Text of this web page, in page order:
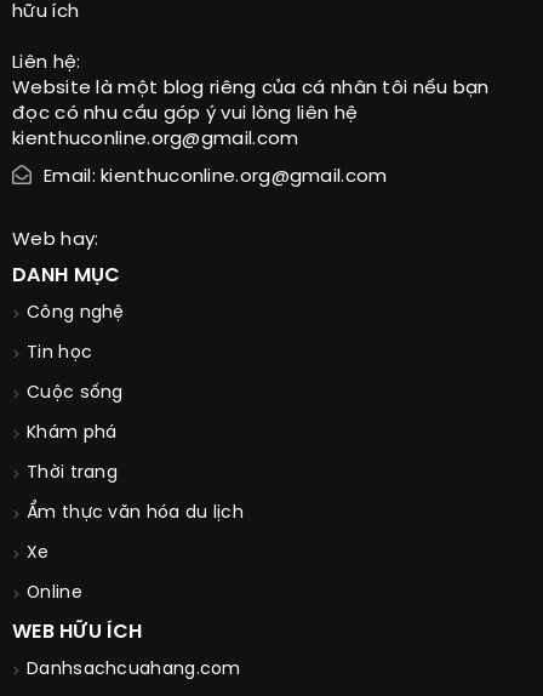
hữu ích
Liên hệ:
Website là một blog riêng của cá nhân tôi nếu bạn
đọc có nhu cầu góp ý vui lòng liên hệ
kienthuconline.org@gmail.com
Email: kienthuconline.org@gmail.com
Web hay:
DANH MỤC
Công nghệ
Tin học
Cuộc sống
Khám phá
Thời trang
Ẩm thực văn hóa du lịch
Xe
Online
WEB HỮU ÍCH
Danhsachcuahang.com